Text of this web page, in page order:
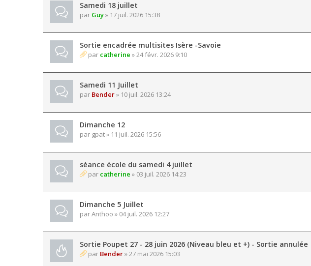
Samedi 18 juillet
par Guy» 17 juil. 2026 15:38
Sortie encadrée multisites Isère -Savoie
par catherine » 24 févr. 2026 9:10
Samedi 11 Juillet
par Bender» 10 juil. 2026 13:24
Dimanche 12
par gpat» 11 juil. 2026 15:56
séance école du samedi 4 juillet
par catherine » 03 juil. 2026 14:23
Dimanche 5 Juillet
parAnthoo » 04 juil. 2026 12:27
Sortie Poupet 27 - 28 juin 2026 (Niveau bleu et +) - Sortie annulée
par Bender» 27 mai 2026 15:03